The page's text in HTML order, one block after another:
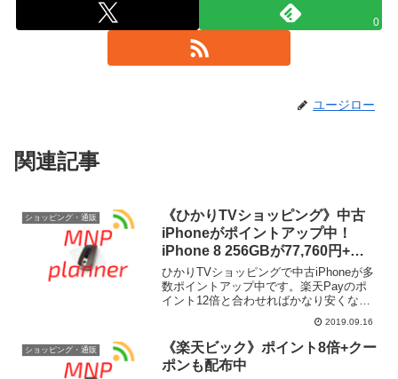
0
ユージロー
関連記事
ショッピング・通販
《ひかりTVショッピング》中古
iPhoneがポイントアップ中！
iPhone 8 256GBが77,760円+最
大33,756円分還元、iPhone 7
128GBが44,280円+最大19,363円
分還元
ひかりTVショッピングで中古iPhoneが多
数ポイントアップ中です。楽天Payのポ
イント12倍と合わせればかなり安くなり
ますね。ひかりTVショッピングでiPhone
を探す iPhone 8 256GBなら77,760円で、
購入ポイント：19...
2019.09.16
ショッピング・通販
《楽天ビック》ポイント8倍+クー
ポンも配布中